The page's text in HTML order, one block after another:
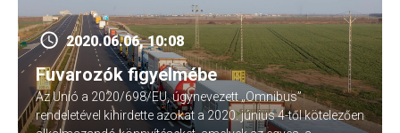
2020.06.06, 10:08
Fuvarozók figyelmébe
Az Unió a 2020/698/EU, úgynevezett „Omnibus”
rendeletével kihirdette azokat a 2020. június 4-től kötelezően